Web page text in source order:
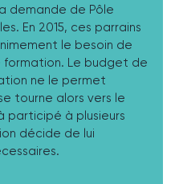
demande de Pôle
En 2015, ces parrains
le besoin de
formation. Le budget de
ne le permet
tourne alors vers le
participé à plusieurs
décide de lui